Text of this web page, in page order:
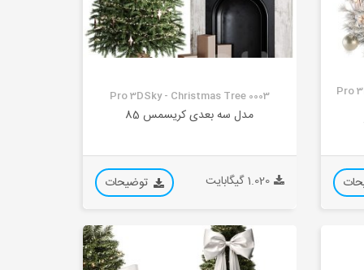
Pro
Pro 3DSky - Christmas Tree 0003
مدل سه بعدی کریسمس 85
1.020 گیگابایت توضیحات